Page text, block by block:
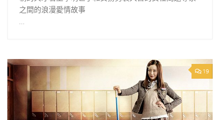
之間的浪漫愛情故事
…
19